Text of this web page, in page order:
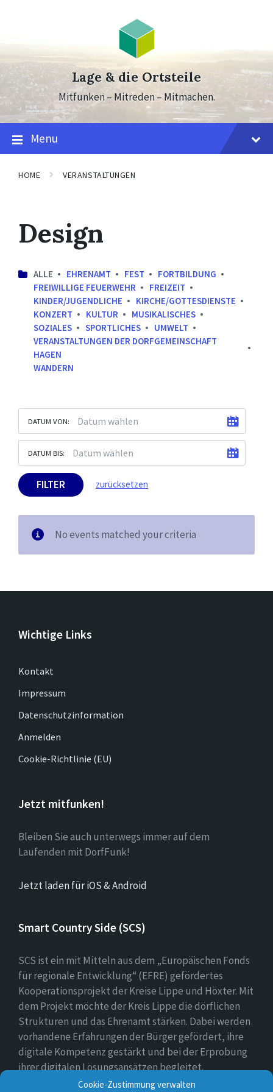
Cookie-Zustimmung verwalten
Lage & die Ortsteile
Mitfunken – Mitreden – Mitmachen.
Menu
HOME VERANSTALTUNGEN
Design
ALLE EHRENAMT FEST
FORTBILDUNG
FREIWILLIGE FEUERWEHR
FREIZEIT
KINDER/JUGENDLICHE
KIRCHE/GOTTESDIENSTE
KONZERT
KULTUR
MUSIKALISCHES
SOZIALES
SPORTLICHES
UMWELT
VERANSTALTUNGEN DER DORFGEMEINSCHAFT
HAGEN
WANDERN
DATUM VON:
DATUM BIS:
FILTER zurücksetzen
No events matched your criteria
Wichtige Links
Kontakt
Impressum
Datenschutzinformation
Anmelden
Cookie-Richtlinie (EU)
Jetzt mitfunken!
Bleiben Sie auch unterwegs immer auf dem
Laufenden mit DorfFunk!
Jetzt laden für iOS & Android
Smart Country Side (SCS)
SCS ist ein mit Mitteln aus dem „Europäischen Fonds
für regionale Entwicklung“ (EFRE) gefördertes
Kooperationsprojekt der Kreise Lippe und Höxter. Mit
dem Projekt möchte der Kreis Lippe die dörflichen
Strukturen und das Ehrenamt stärken. Dabei werden
vorhandene Erfahrungen der Bürger gefördert, ihre
digitale Kompetenz gestärkt und bei der Erprobung
ihrer digitalen Lösungsansätzen begleitet.